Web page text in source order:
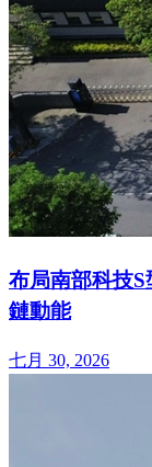
布局南部科技
鏈動能
七月 30, 2026